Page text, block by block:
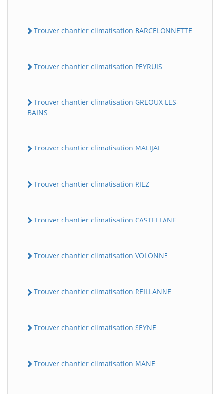
Trouver chantier climatisation BARCELONNETTE
Trouver chantier climatisation PEYRUIS
Trouver chantier climatisation GREOUX-LES-
BAINS
Trouver chantier climatisation MALIJAI
Trouver chantier climatisation RIEZ
Trouver chantier climatisation CASTELLANE
Trouver chantier climatisation VOLONNE
Trouver chantier climatisation REILLANNE
Trouver chantier climatisation SEYNE
Trouver chantier climatisation MANE